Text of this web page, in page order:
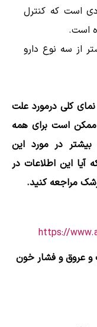
است که کنترل
است.
از سه نوع دارو
کلی درمورد علت
است برای همه
در مورد این
آیا این اطلاعات در
مراجعه کنید.
https://
عروق و فشار خون